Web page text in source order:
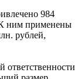
984
К ним применены
рублей,